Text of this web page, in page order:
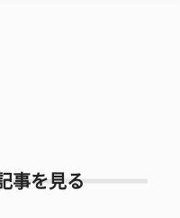
事を見る